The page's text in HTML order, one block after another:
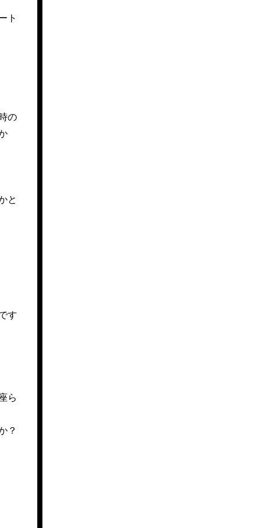
ト
の
と
す
ら
？